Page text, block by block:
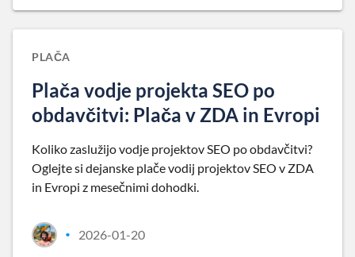
PLAČA
Plača vodje projekta SEO po
obdavčitvi: Plača v ZDA in Evropi
Koliko zaslužijo vodje projektov SEO po obdavčitvi?
Oglejte si dejanske plače vodij projektov SEO v ZDA
in Evropi z mesečnimi dohodki.
• 2026-01-20